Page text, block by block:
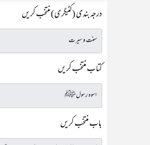
درجہ بندی (کٹیگری) منتخب کریں
کتاب منتخب کریں
باب منتخب کریں